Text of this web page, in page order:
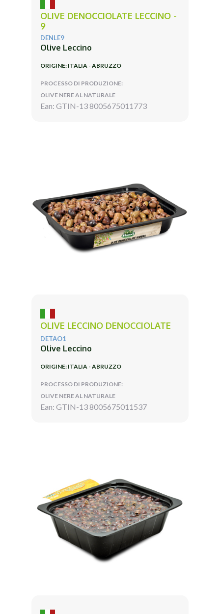
OLIVE DENOCCIOLATE LECCINO -
9
DENLE9
Olive Leccino
ORIGINE: ITALIA - ABRUZZO
PROCESSO DI PRODUZIONE:
OLIVE NERE AL NATURALE
Ean: GTIN-13 8005675011773
OLIVE LECCINO DENOCCIOLATE
DETAO1
Olive Leccino
ORIGINE: ITALIA - ABRUZZO
PROCESSO DI PRODUZIONE:
OLIVE NERE AL NATURALE
Ean: GTIN-13 8005675011537